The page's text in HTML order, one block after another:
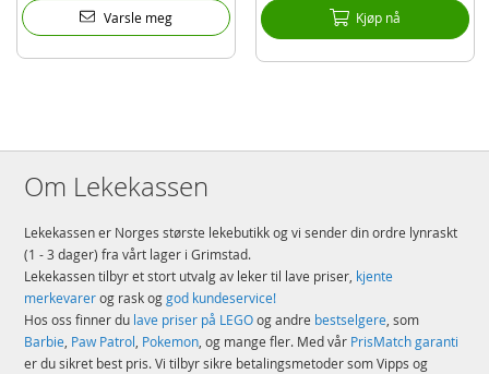
Varsle meg Kjøp nå
Om Lekekassen
Lekekassen er Norges største lekebutikk og vi sender din ordre lynraskt
(1 - 3 dager) fra vårt lager i Grimstad.
Lekekassen tilbyr et stort utvalg av leker til lave priser, kjente
merkevarerog rask oggod kundeservice!
Hos oss finner du lave priser på LEGOog andre bestselgere, som
Barbie, Paw Patrol, Pokemon, og mange fler. Med vår PrisMatch garanti
er du sikret best pris. Vi tilbyr sikre betalingsmetoder som Vipps og